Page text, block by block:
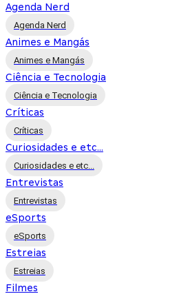
Agenda Nerd
Agenda Nerd
Animes e Mangás
Animes e Mangás
Ciência e Tecnologia
Ciência e Tecnologia
Críticas
Críticas
Curiosidades e etc...
Curiosidades e etc...
Entrevistas
Entrevistas
eSports
eSports
Estreias
Estreias
Filmes